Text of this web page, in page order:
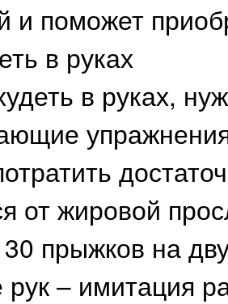
и поможет
в руках
в руках,
от жировой
прыжков на
– имитация